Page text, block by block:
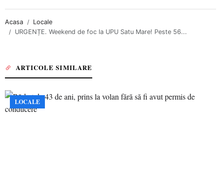
Acasa
Locale
URGENȚE. Weekend de foc la UPU Satu Mare! Peste 56...
ARTICOLE SIMILARE
LOCALE